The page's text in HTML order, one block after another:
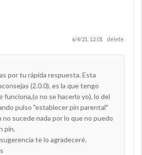
6/4/21, 12:01 delete
por tu rápida respuesta. Esta
(2.0.0), es la que tengo
funciona,(o no se hacerlo yo), lo del
pulso "establecer pin parental"
sucede nada por lo que no puedo
pin.
te lo agradeceré.